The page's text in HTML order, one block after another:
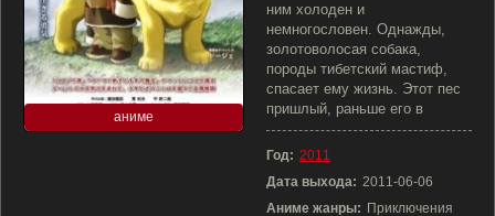
аниме
ним холоден и
немногословен. Однажды,
золотоволосая собака,
породы тибетский мастиф,
спасает ему жизнь. Этот пес
пришлый, раньше его в
Год: 2011
Дата выхода: 2011-06-06
Аниме жанры: Приключения